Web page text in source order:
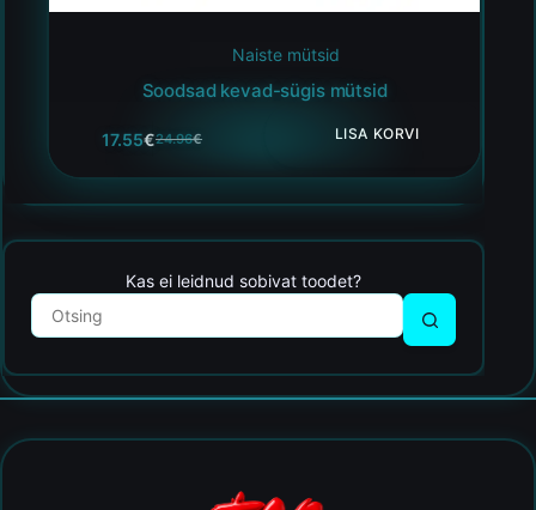
Naiste mütsid
Soodsad kevad-sügis mütsid
24.96€
17.55€ LISA KORVI
Kas ei leidnud sobivat toodet?